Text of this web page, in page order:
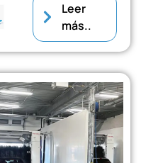
Leer
más..